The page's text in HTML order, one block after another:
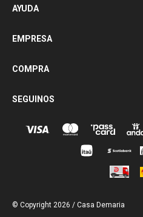
AYUDA
EMPRESA
COMPRA
SEGUINOS
© Copyright 2026 / Casa Demaria